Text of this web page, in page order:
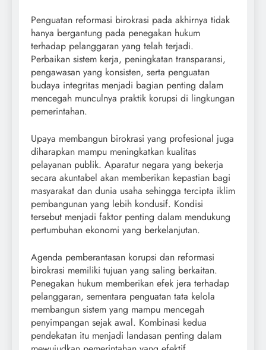
Penguatan reformasi birokrasi pada akhirnya tidak
hanya bergantung pada penegakan hukum
terhadap pelanggaran yang telah terjadi.
Perbaikan sistem kerja, peningkatan transparansi,
pengawasan yang konsisten, serta penguatan
budaya integritas menjadi bagian penting dalam
mencegah munculnya praktik korupsi di lingkungan
pemerintahan.
Upaya membangun birokrasi yang profesional juga
diharapkan mampu meningkatkan kualitas
pelayanan publik. Aparatur negara yang bekerja
secara akuntabel akan memberikan kepastian bagi
masyarakat dan dunia usaha sehingga tercipta iklim
pembangunan yang lebih kondusif. Kondisi
tersebut menjadi faktor penting dalam mendukung
pertumbuhan ekonomi yang berkelanjutan.
Agenda pemberantasan korupsi dan reformasi
birokrasi memiliki tujuan yang saling berkaitan.
Penegakan hukum memberikan efek jera terhadap
pelanggaran, sementara penguatan tata kelola
membangun sistem yang mampu mencegah
penyimpangan sejak awal. Kombinasi kedua
pendekatan itu menjadi landasan penting dalam